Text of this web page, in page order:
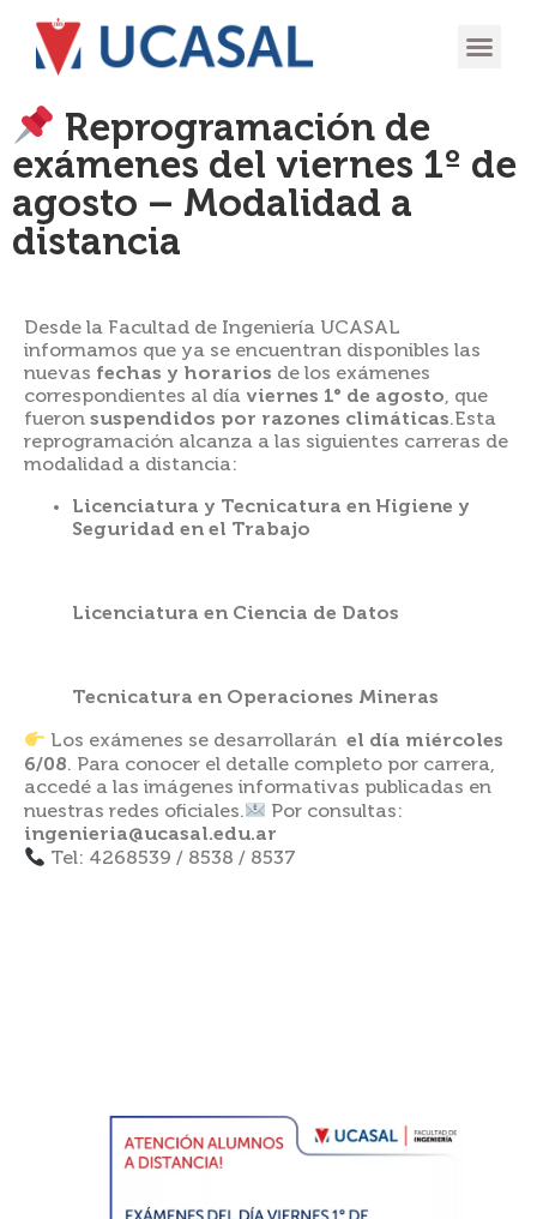
Reprogramación de
exámenes del viernes 1º de
agosto – Modalidad a
distancia
Desde la Facultad de Ingeniería UCASAL
informamos que ya se encuentran disponibles las
nuevas fechas y horarios de los exámenes
correspondientes al día viernes 1° de agosto, que
fueron suspendidos por razones climáticas.Esta
reprogramación alcanza a las siguientes carreras de
modalidad a distancia:
Licenciatura y Tecnicatura en Higiene y
Seguridad en el Trabajo
Licenciatura en Ciencia de Datos
Tecnicatura en Operaciones Mineras
Los exámenes se desarrollarán el día miércoles
6/08. Para conocer el detalle completo por carrera,
accedé a las imágenes informativas publicadas en
nuestras redes oficiales.
Por consultas:
ingenieria@ucasal.edu.ar
Tel: 4268539 / 8538 / 8537